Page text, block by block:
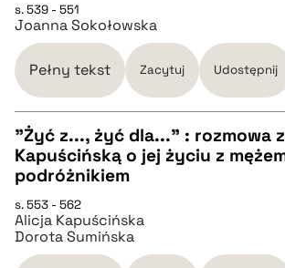
pobierz cytat
BIBTEX
pobierz cytat
s. 539 - 551
Joanna Sokołowska
Pełny tekst Zacytuj Udostępnij
CZYSTY TEKST
pobierz cytat
"Żyć z..., żyć dla..." : rozmowa
Kapuścińską o jej życiu z
podróżnikiem
s. 553 - 562
Alicja Kapuścińska
Dorota Sumińska